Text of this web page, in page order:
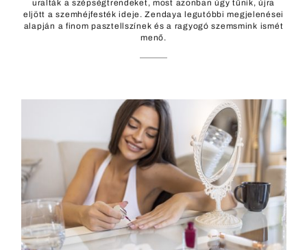
uralták a szépségtrendeket, most azonban úgy tűnik, újra
eljött a szemhéjfesték ideje. Zendaya legutóbbi megjelenései
alapján a finom pasztellszínek és a ragyogó szemsmink ismét
menő.